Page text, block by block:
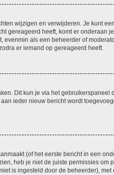
wijzigen en verwijderen. Je kunt
gereageerd heeft, komt er
als een beheerder of
er iemand op gereageerd heeft.
Dit kun je via het gebruikerspaneel
ieder nieuw bericht wordt
(of het eerste bericht in een
heb je niet de juiste permissies
is ingesteld door de beheerder),